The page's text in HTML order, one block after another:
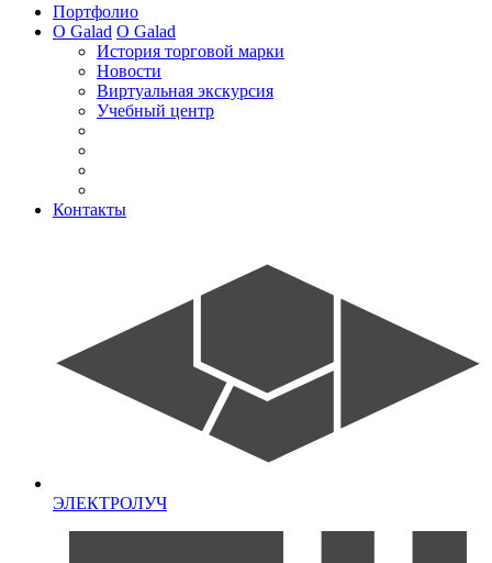
Портфолио
О Galad О Galad
История торговой марки
Новости
Виртуальная экскурсия
Учебный центр
Контакты
ЭЛЕКТРОЛУЧ